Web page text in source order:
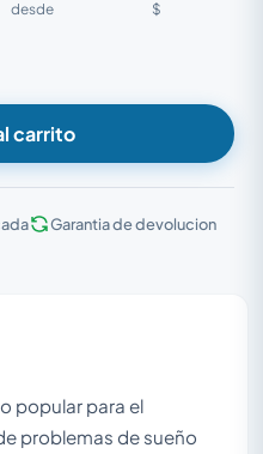
desde
$
carrito
Garantia de devolucion
popular para el
problemas de sueño